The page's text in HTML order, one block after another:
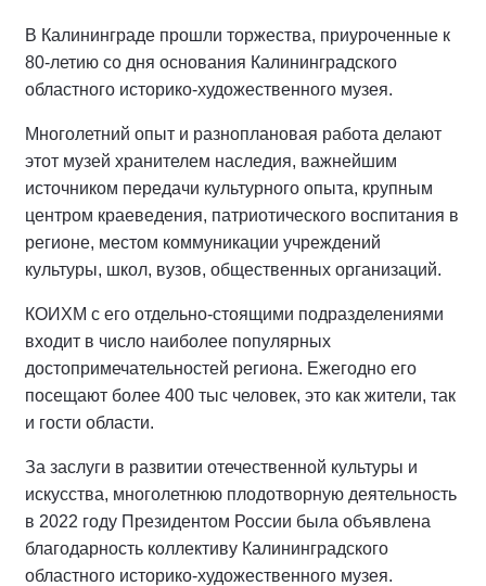
В Калининграде прошли торжества, приуроченные к
80-летию со дня основания Калининградского
областного историко-художественного музея.
Многолетний опыт и разноплановая работа делают
этот музей хранителем наследия, важнейшим
источником передачи культурного опыта, крупным
центром краеведения, патриотического воспитания в
регионе, местом коммуникации учреждений
культуры, школ, вузов, общественных организаций.
КОИХМ с его отдельно-стоящими подразделениями
входит в число наиболее популярных
достопримечательностей региона. Ежегодно его
посещают более 400 тыс человек, это как жители, так
и гости области.
За заслуги в развитии отечественной культуры и
искусства, многолетнюю плодотворную деятельность
в 2022 году Президентом России была объявлена
благодарность коллективу Калининградского
областного историко-художественного музея.